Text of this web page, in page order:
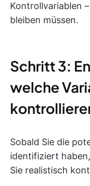
Kontrollvariablen
bleiben müssen.
Schritt 3:
welche
Sobald Sie die
identifiziert
Sie realistisch